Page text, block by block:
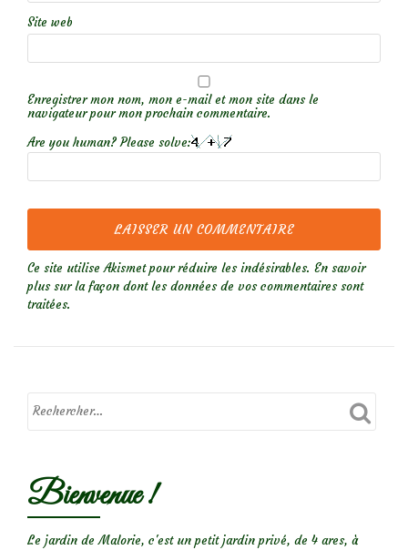
Site web
Enregistrer mon nom, mon e-mail et mon site dans le
navigateur pour mon prochain commentaire.
Are you human? Please solve:
Ce site utilise Akismet pour réduire les indésirables. En savoir
plus sur la façon dont les données de vos commentaires sont
traitées.
Bienvenue !
Le jardin de Malorie, c'est un petit jardin privé, de 4 ares, à